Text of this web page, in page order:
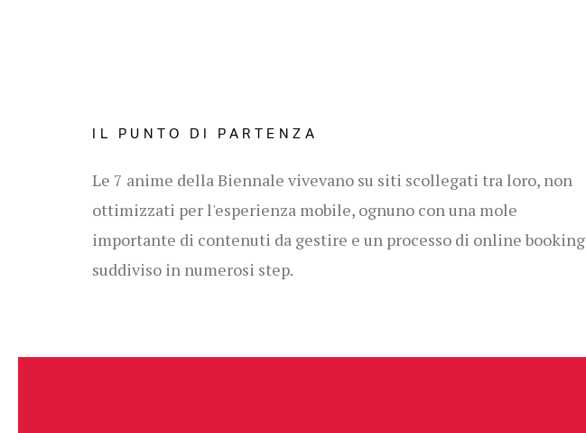
IL PUNTO DI PARTENZA
Le 7 anime della Biennale vivevano su siti scollegati tra loro, non
ottimizzati per l'esperienza mobile, ognuno con una mole
importante di contenuti da gestire e un processo di online booking
suddiviso in numerosi step.